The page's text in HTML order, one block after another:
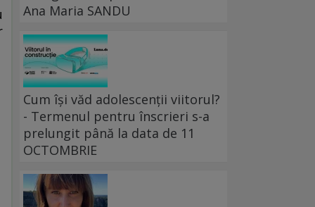
Ana Maria SANDU
Cum își văd adolescenții viitorul?
- Termenul pentru înscrieri s-a
prelungit până la data de 11
OCTOMBRIE